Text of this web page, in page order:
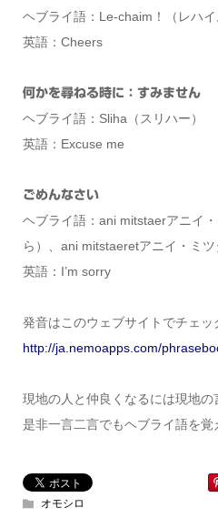
ヘブライ語：Le-chaim！（レハイ
英語：Cheers
何かを尋ねる時に：すみません
ヘブライ語：Sliha（スリハー）
英語：Excuse me
ごめんなさい
ヘブライ語：ani mitstaerアニイ
ら）、ani mitstaeretアニイ・ミツ
英語：I’m sorry
発音はこのウェブサイトでチェッ
http://ja.nemoapps.com/
現地の人と仲良くなるには現地の
是非一言二言でもヘブライ語を覚
オモシロ